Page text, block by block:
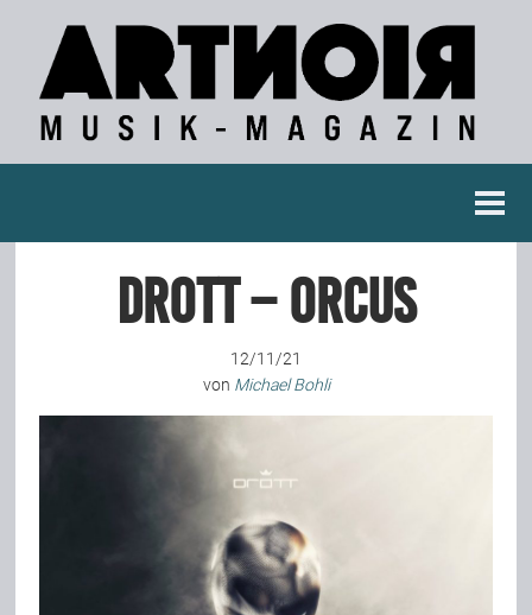
KonzertberichteDrott – Orcus
12/11/21
von Michael Bohli